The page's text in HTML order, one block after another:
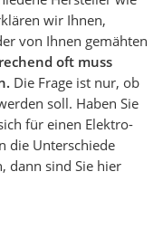
wir Ihnen,
von Ihnen gemähten
oft muss
Die Frage ist nur, ob
soll. Haben Sie
für einen Elektro-
die Unterschiede
dann sind Sie hier